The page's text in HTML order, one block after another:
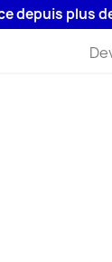
plus de 15